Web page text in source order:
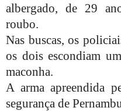
albergado, de 29
roubo.
Nas buscas, os
os dois escondiam
maconha.
A arma apreendida
segurança de